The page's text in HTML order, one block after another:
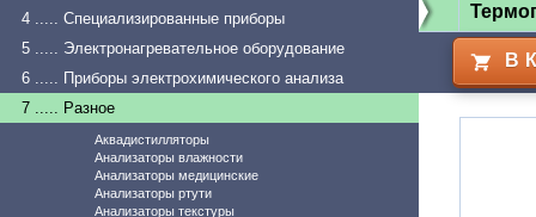
4 ..... Специализированные приборы
5 ..... Электронагревательное оборудование
6 ..... Приборы электрохимического анализа
7 ..... Разное
Аквадистилляторы
Анализаторы влажности
Анализаторы медицинские
Анализаторы ртути
Анализаторы текстуры
В